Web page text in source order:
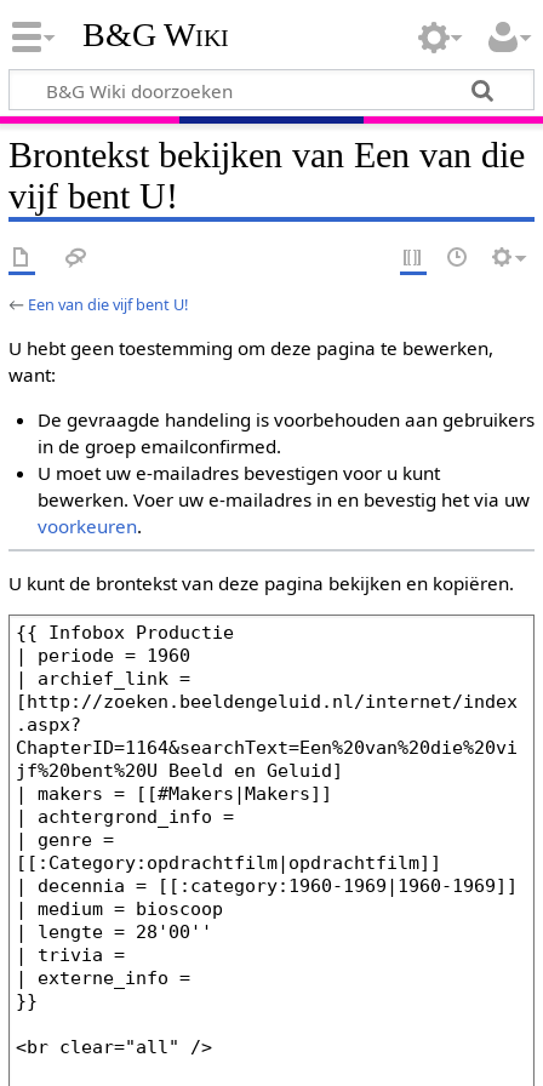
B&G Wiki
Brontekst bekijken van Een van die
vijf bent U!
← Een van die vijf bent U!
U hebt geen toestemming om deze pagina te bewerken,
want:
De gevraagde handeling is voorbehouden aan gebruikers
in de groep emailconfirmed.
U moet uw e-mailadres bevestigen voor u kunt
bewerken. Voer uw e-mailadres in en bevestig het via uw
voorkeuren.
U kunt de brontekst van deze pagina bekijken en kopiëren.